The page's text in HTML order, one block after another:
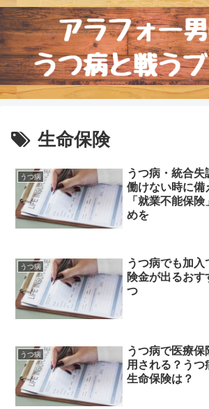
生命保険
うつ病
うつ病・統合
働けない時に備
「就業不能保
めを
うつ病
うつ病でも加
険金が出るおす
つ
うつ病
うつ病で医療保
用される？うつ
生命保険は？